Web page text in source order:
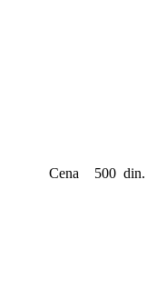
Cena 500 din.